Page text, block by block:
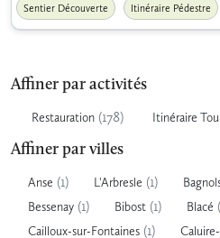
Affiner par activités
Restauration (178) Itinéraire
Affiner par villes
Anse (1) L'Arbresle (1)
Bessenay (1) Bibost (1) Blacé
Cailloux-sur-Fontaines (1)
Sentier Découverte Itinéraire Pédestre